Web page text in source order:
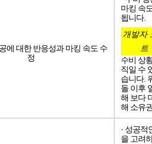
에 대한 반응성과 마킹 속도 수
정
마킹 속
됩니다.
개발자
트
수비 상
직일 수
습니다.
돌 이후
해 보다
해 소유
· 성공적
을 고려